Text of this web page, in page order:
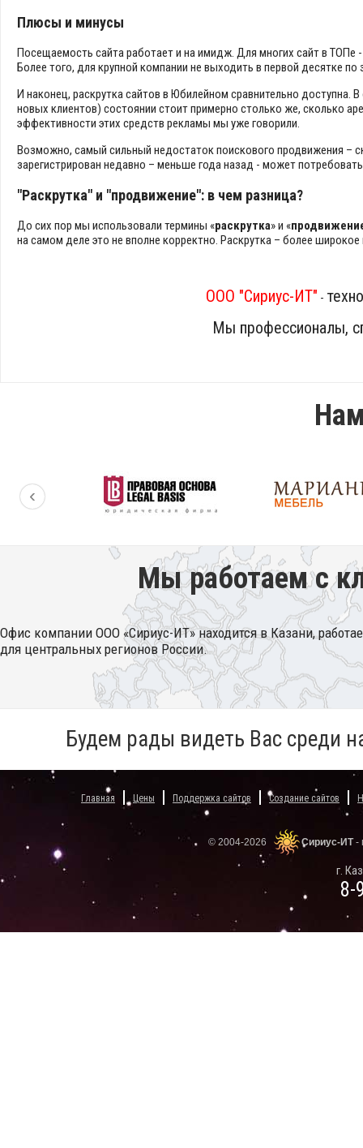
Плюсы и минусы
Посещаемость сайта работает и на имидж. Для многих сайт в ТОПе
Более того, для крупной компании не выходить в первой десятке
И наконец, раскрутка сайтов в Юбилейном сравнительно
новых клиентов) состоянии стоит примерно столько же, сколько
эффективности этих средств рекламы мы уже говорили.
Возможно, самый сильный недостаток поискового продвижения –
зарегистрирован недавно – меньше года назад - может
"Раскрутка" и "продвижение": в чем разница?
До сих пор мы использовали термины «раскрутка» и «
на самом деле это не вполне корректно. Раскрутка – более
ООО "Сириус-ИТ" -
Мы профессионалы,
‹
Мы работаем с
Офис компании ООО «Сириус-ИТ» находится в Казани,
для центральных регионов России.
Будем рады видеть Вас среди
Главная Цены Поддержка сайтов Создание сайтов
© 2004-2026 Сириус-ИТ-
г.
8-